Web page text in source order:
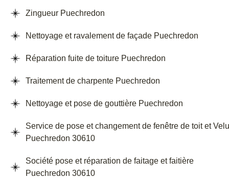
Zingueur Puechredon
Nettoyage et ravalement de façade Puechredon
Réparation fuite de toiture Puechredon
Traitement de charpente Puechredon
Nettoyage et pose de gouttière Puechredon
Service de pose et changement de fenêtre de toit et
Puechredon 30610
Société pose et réparation de faitage et faitière
Puechredon 30610